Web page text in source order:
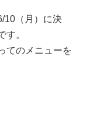
10（月）に決
す。
てのメニューを